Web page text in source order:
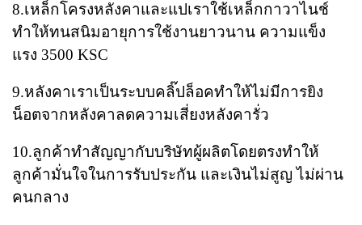
8.เหล็กโครงหลังคาและแป​เราใช้เหล็กกาวาไนช์​
ทำให้ทนสนิมอายุการใช้งานยาวนาน​ ความแข็ง
แรง​ 3500​ KSC
9.หลังคาเราเป็นระบบคลิ๊ปล็อคทำให้ไม่มีการยิง
น็อตจากหลังคา​ลดความเสี่ยงหลังคารั่ว
10.ลูกค้าทำสัญญากับบริษัทผู้ผลิตโดยตรงทำให้
ลูกค้ามั่นใจในการรับประกัน​ และเงินไม่สูญ ไม่ผ่าน
คนกลาง